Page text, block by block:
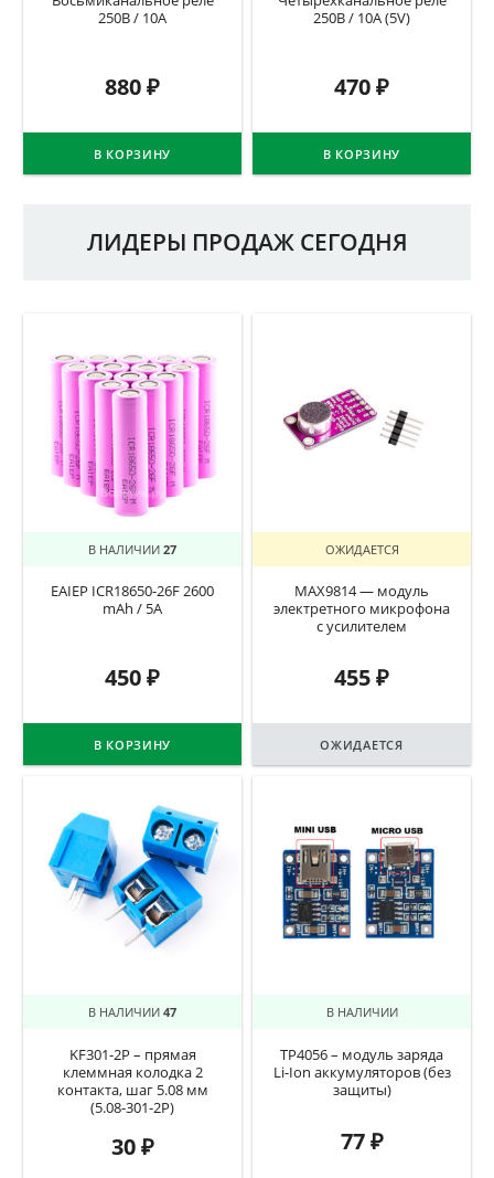
250В / 10А
880₽
В КОРЗИНУ
250В / 10А (5V)
470₽
В КОРЗИНУ
ЛИДЕРЫ ПРОДАЖ СЕГОДНЯ
В НАЛИЧИИ 27
EAIEP ICR18650-26F 2600
mAh / 5A
450₽
В КОРЗИНУ
ОЖИДАЕТСЯ
MAX9814 — модуль
электретного микрофона
с усилителем
455₽
ОЖИДАЕТСЯ
В НАЛИЧИИ 47
KF301-2P – прямая
клеммная колодка 2
контакта, шаг 5.08 мм
(5.08-301-2P)
30₽
В НАЛИЧИИ
TP4056 – модуль заряда
Li-Ion аккумуляторов (без
защиты)
77₽